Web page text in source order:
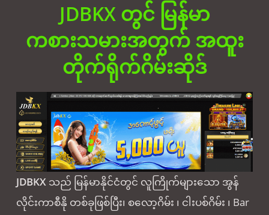
JDBKX တွင် မြန်မာ
ကစားသမားအတွက် အထူး
တိုက်ရိုက်ဂိမ်းဆိုဒ်
JDBKX သည် မြန်မာနိုင်ငံတွင် လူကြိုက်များသော အွန်
လိုင်းကာစီနို တစ်ခုဖြစ်ပြီး၊ စလော့ဂိမ်း ၊ ငါးပစ်ဂိမ်း ၊ Bar